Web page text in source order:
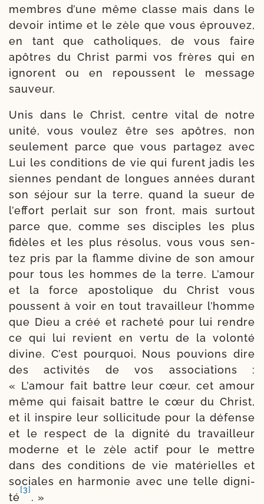
membres d’une même classe mais dans le
devoir intime et le zèle que vous éprou­vez,
en tant que catho­liques, de vous faire
apôtres du Christ par­mi vos frères qui en
ignorent ou en repoussent le mes­sage
sauveur.
Unis dans le Christ, centre vital de notre
uni­té, vous vou­lez être ses apôtres, non
seule­ment parce que vous par­ta­gez avec
Lui les condi­tions de vie qui furent jadis les
siennes pen­dant de longues années durant
son séjour sur la terre, quand la sueur de
l’ef­fort per­lait sur son front, mais sur­tout
parce que, comme ses dis­ciples les plus
fidèles et les plus réso­lus, vous vous sen­
tez pris par la flamme divine de son amour
pour tous les hommes de la terre. L’amour
et la force apos­to­lique du Christ vous
poussent à voir en tout tra­vailleur l’homme
que Dieu a créé et rache­té pour lui rendre
ce qui lui revient en ver­tu de la volon­té
divine. C’est pour­quoi, Nous pou­vions dire
des acti­vités de vos asso­cia­tions :
« L’amour fait battre leur cœur, cet amour
même qui fai­sait battre le cœur du Christ,
et il ins­pire leur sol­li­ci­tude pour la défense
et le res­pect de la digni­té du tra­vailleur
moderne et le zèle actif pour le mettre
dans des condi­tions de vie maté­rielles et
sociales en har­mo­nie avec une telle digni­
té
[3]
. »